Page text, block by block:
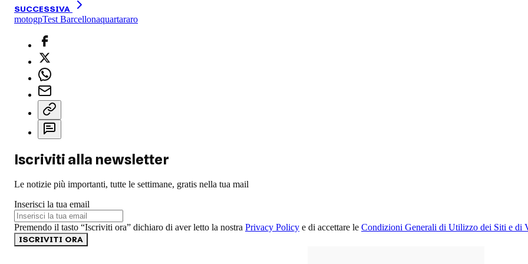
SUCCESSIVA
motogpTest Barcellonaquartararo
Iscriviti alla newsletter
Le notizie più importanti, tutte le settimane, gratis nella tua mail
Inserisci la tua email
Premendo il tasto “Iscriviti ora” dichiaro di aver letto la nostra Privacy Policy e di accettare le Condizioni Generali di Utilizzo dei Siti e di
ISCRIVITI ORA